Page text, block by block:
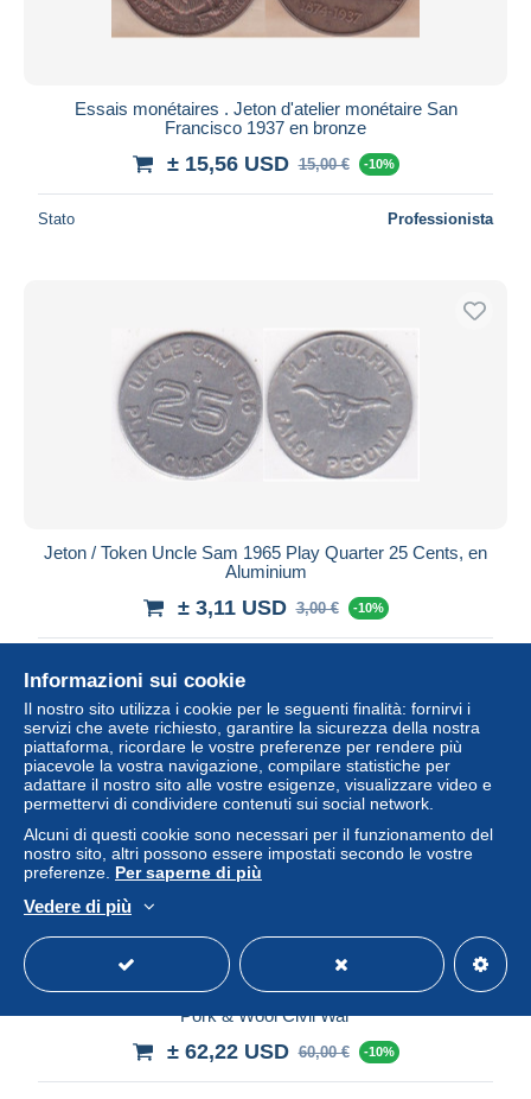
Essais monétaires . Jeton d'atelier monétaire San
Francisco 1937 en bronze
± 15,56 USD 15,00 € -10%
Stato Professionista
Jeton / Token Uncle Sam 1965 Play Quarter 25 Cents, en
Aluminium
± 3,11 USD 3,00 € -10%
États Unis Token Detroit, Michigan- J.D. & C.B. Standish's
Pork & Wool Civil War
± 62,22 USD 60,00 € -10%
Informazioni sui cookie
Il nostro sito utilizza i cookie per le seguenti finalità: fornirvi i
servizi che avete richiesto, garantire la sicurezza della nostra
piattaforma, ricordare le vostre preferenze per rendere più
piacevole la vostra navigazione, compilare statistiche per
adattare il nostro sito alle vostre esigenze, visualizzare video e
permettervi di condividere contenuti sui social network.
Alcuni di questi cookie sono necessari per il funzionamento del
nostro sito, altri possono essere impostati secondo le vostre
preferenze. Per saperne di più
Vedere di più